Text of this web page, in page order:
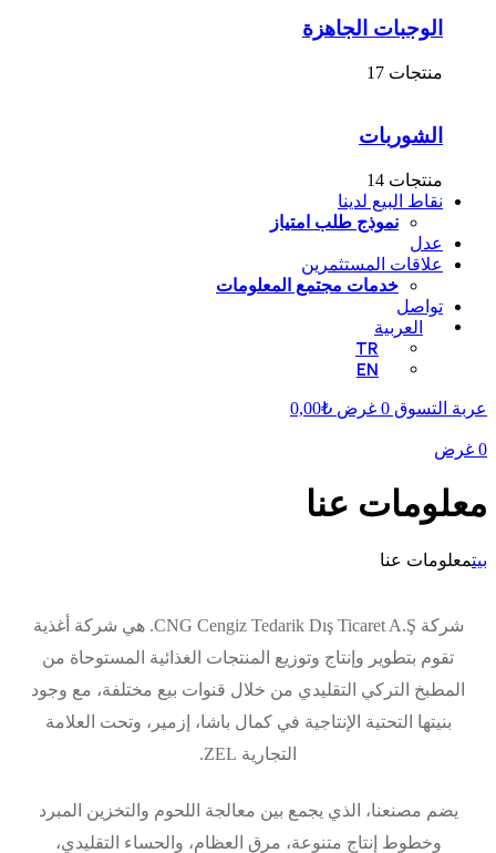
الوجبات الجاهزة
منتجات 17
الشوربات
منتجات 14
نقاط البيع لدينا
نموذج طلب امتياز
عدل
علاقات المستثمرين
خدمات مجتمع المعلومات
تواصل
العربية
TR
EN
عربة التسوق 0 غرض 0,00₺
0 غرض
معلومات عنا
بيتمعلومات عنا
شركة CNG Cengiz Tedarik Dış Ticaret A.Ş. هي شركة أغذية
تقوم بتطوير وإنتاج وتوزيع المنتجات الغذائية المستوحاة من
المطبخ التركي التقليدي من خلال قنوات بيع مختلفة، مع وجود
بنيتها التحتية الإنتاجية في كمال باشا، إزمير، وتحت العلامة
التجارية ZEL.
يضم مصنعنا، الذي يجمع بين معالجة اللحوم والتخزين المبرد
وخطوط إنتاج متنوعة، مرق العظام، والحساء التقليدي،